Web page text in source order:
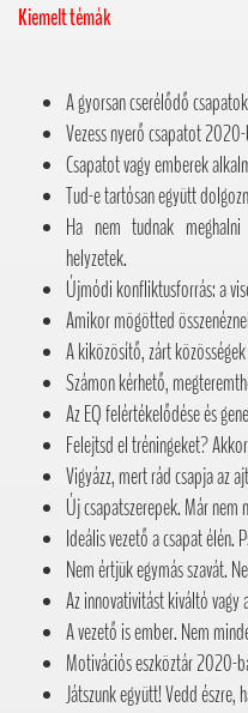
Kiemelt témák
A gyorsan cserélődő
Vezess nyerő csapatot
Csapatot vagy emberek
Tud-e tartósan együtt
Ha nem tudnak
helyzetek.
Újmódi konfliktusforrás: a
Amikor mögötted
A kiközösítő, zárt
Számon kérhető,
Az EQ felértékelődése és
Felejtsd el tréningeket?
Vigyázz, mert rád csapja az
Új csapatszerepek. Már
Ideális vezető a csapat élén.
Nem értjük egymás szavát.
Az innovativitást kiváltó
A vezető is ember. Nem
Motivációs eszköztár 2020-
Játszunk együtt! Vedd